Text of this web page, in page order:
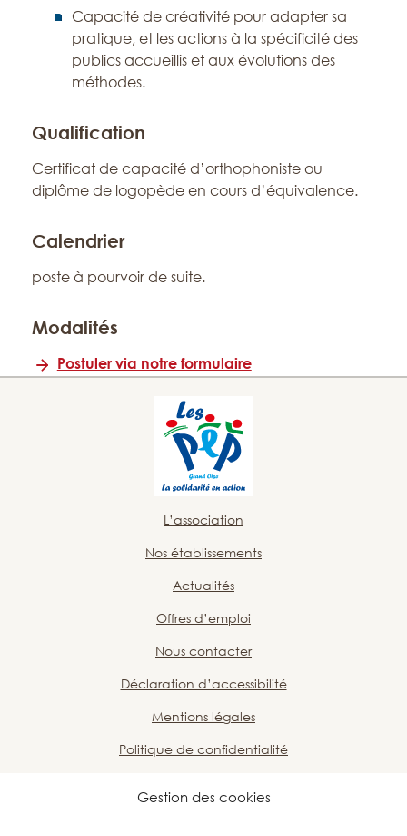
Gestion des cookies
Capacité de créativité pour adapter sa
pratique, et les actions à la spécificité des
publics accueillis et aux évolutions des
méthodes.
Qualification
Certificat de capacité d’orthophoniste ou
diplôme de logopède en cours d’équivalence.
Calendrier
poste à pourvoir de suite.
Modalités
Postuler via notre formulaire
L’association
Nos établissements
Actualités
Offres d’emploi
Nous contacter
Déclaration d’accessibilité
Mentions légales
Politique de confidentialité